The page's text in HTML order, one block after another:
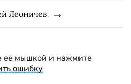
Леоничев
ее мышкой и нажмите
ошибку